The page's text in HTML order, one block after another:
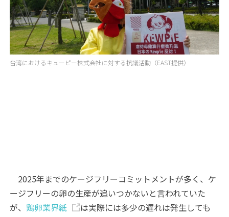
台湾におけるキューピー株式会社に対する抗議活動（EAST提供）
2025年までのケージフリーコミットメントが多く、ケ
ージフリーの卵の生産が追いつかないと言われていた
が、 鶏卵業界紙
は実際には多少の遅れは発生しても